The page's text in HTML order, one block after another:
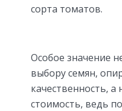
сорта томатов.
Особое значение
выбору семян,
качественность,
стоимость, ведь